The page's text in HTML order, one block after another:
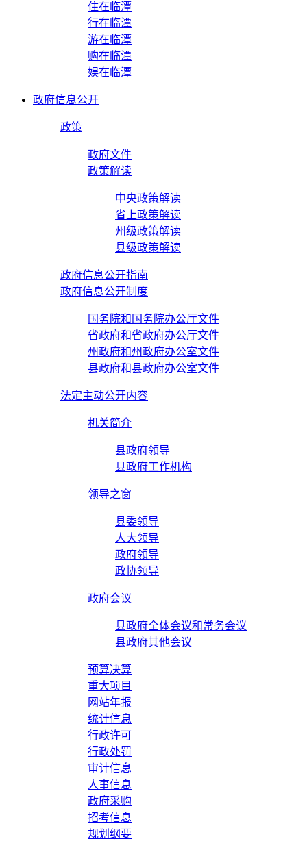
住在临潭
行在临潭
游在临潭
购在临潭
娱在临潭
政府信息公开
政策
政府文件
政策解读
中央政策解读
省上政策解读
州级政策解读
县级政策解读
政府信息公开指南
政府信息公开制度
国务院和国务院办公厅文件
省政府和省政府办公厅文件
州政府和州政府办公室文件
县政府和县政府办公室文件
法定主动公开内容
机关简介
县政府领导
县政府工作机构
领导之窗
县委领导
人大领导
政府领导
政协领导
政府会议
县政府全体会议和常务会议
县政府其他会议
预算决算
重大项目
网站年报
统计信息
行政许可
行政处罚
审计信息
人事信息
政府采购
招考信息
规划纲要